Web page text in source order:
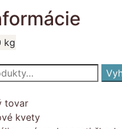
kg
tovar
kvety